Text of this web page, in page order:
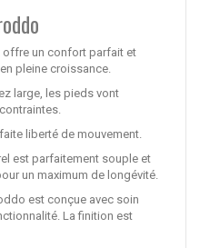
offre un confort parfait et
pleine croissance.
large, les pieds vont
liberté de mouvement.
est parfaitement souple et
un maximum de longévité.
est conçue avec soin
La finition est